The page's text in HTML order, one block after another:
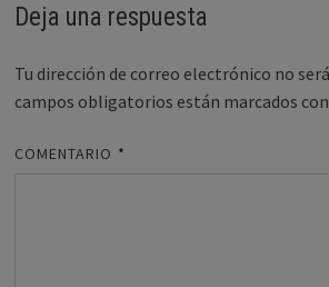
Deja una respuesta
Tu dirección de correo electrónico no
campos obligatorios están marcados con
COMENTARIO *